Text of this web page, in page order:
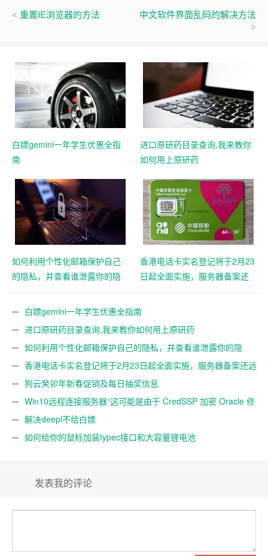
重置IE浏览器的方法 中文软件界面乱码的解决方法
白嫖gemini一年学生优惠全指
南
进口原研药目录查询,我来教你
如何用上原研药
如何利用个性化邮箱保护自己
的隐私，并查看谁泄露你的隐
香港电话卡实名登记将于2月23
日起全面实施，服务器备案还
白嫖gemini一年学生优惠全指南
进口原研药目录查询,我来教你如何用上原研药
如何利用个性化邮箱保护自己的隐私，并查看谁泄露你的隐
私 香港电话卡实名登记将于2月23日起全面实施，服务器备案还远
吗？狗云癸卯年新春促销及每日抽奖信息
Win10远程连接服务器“这可能是由于 CredSSP 加密 Oracle 修
正”解决办法
解决deepl不给白嫖
如何给你的鼠标加装typec接口和大容量锂电池
发表我的评论